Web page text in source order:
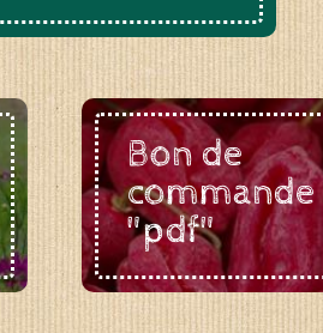
Bon de
commande
"pdf"